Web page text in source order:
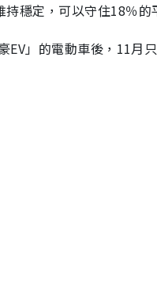
穩定，可以守住18％
EV」的電動車後，11月